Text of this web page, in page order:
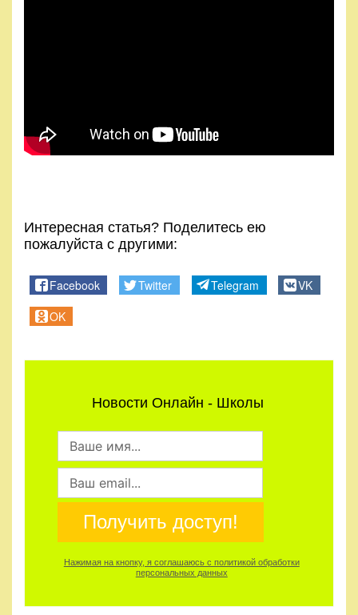
Интересная статья? Поделитесь ею
пожалуйста с другими:
Facebook Twitter Telegram
VK
OK
Новости Онлайн - Школы
Получить доступ!
Нажимая на кнопку, я соглашаюсь с политикой обработки
персональных данных